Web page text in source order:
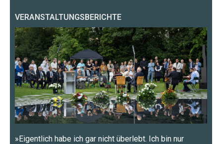
VERANSTALTUNGSBERICHTE
»Eigentlich habe ich gar nicht überlebt. Ich bin nur